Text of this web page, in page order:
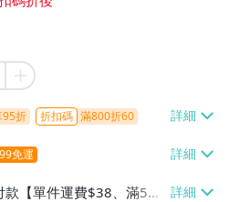
折 折扣碼 滿800折60
免運
款【單件運費$38、滿5件